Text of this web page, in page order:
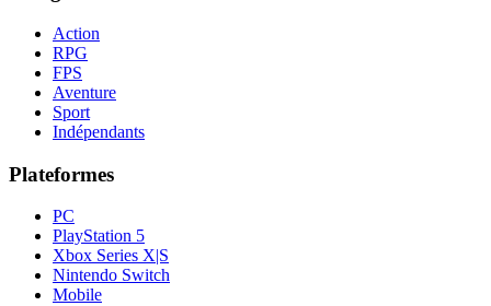
Action
RPG
FPS
Aventure
Sport
Indépendants
Plateformes
PC
PlayStation 5
Xbox Series X|S
Nintendo Switch
Mobile